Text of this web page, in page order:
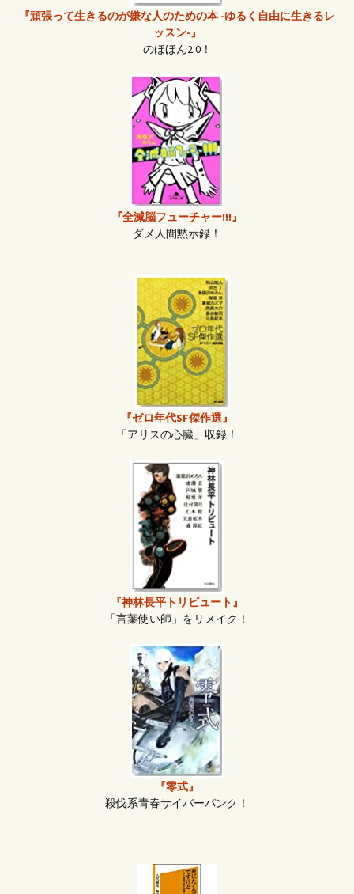
『頑張って生きるのが嫌な人のための本 -ゆるく自由に生きるレ
ッスン-』
のほほん2.0！
『全滅脳フューチャー!!!』
ダメ人間黙示録！
『ゼロ年代SF傑作選』
「アリスの心臓」収録！
『神林長平トリビュート』
「言葉使い師」をリメイク！
『零式』
殺伐系青春サイバーパンク！